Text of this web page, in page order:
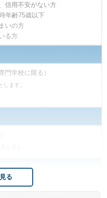
信用不安がない方
年齢75歳以下
いの方
る方
門学校に限る）
します。
期間含む）
る